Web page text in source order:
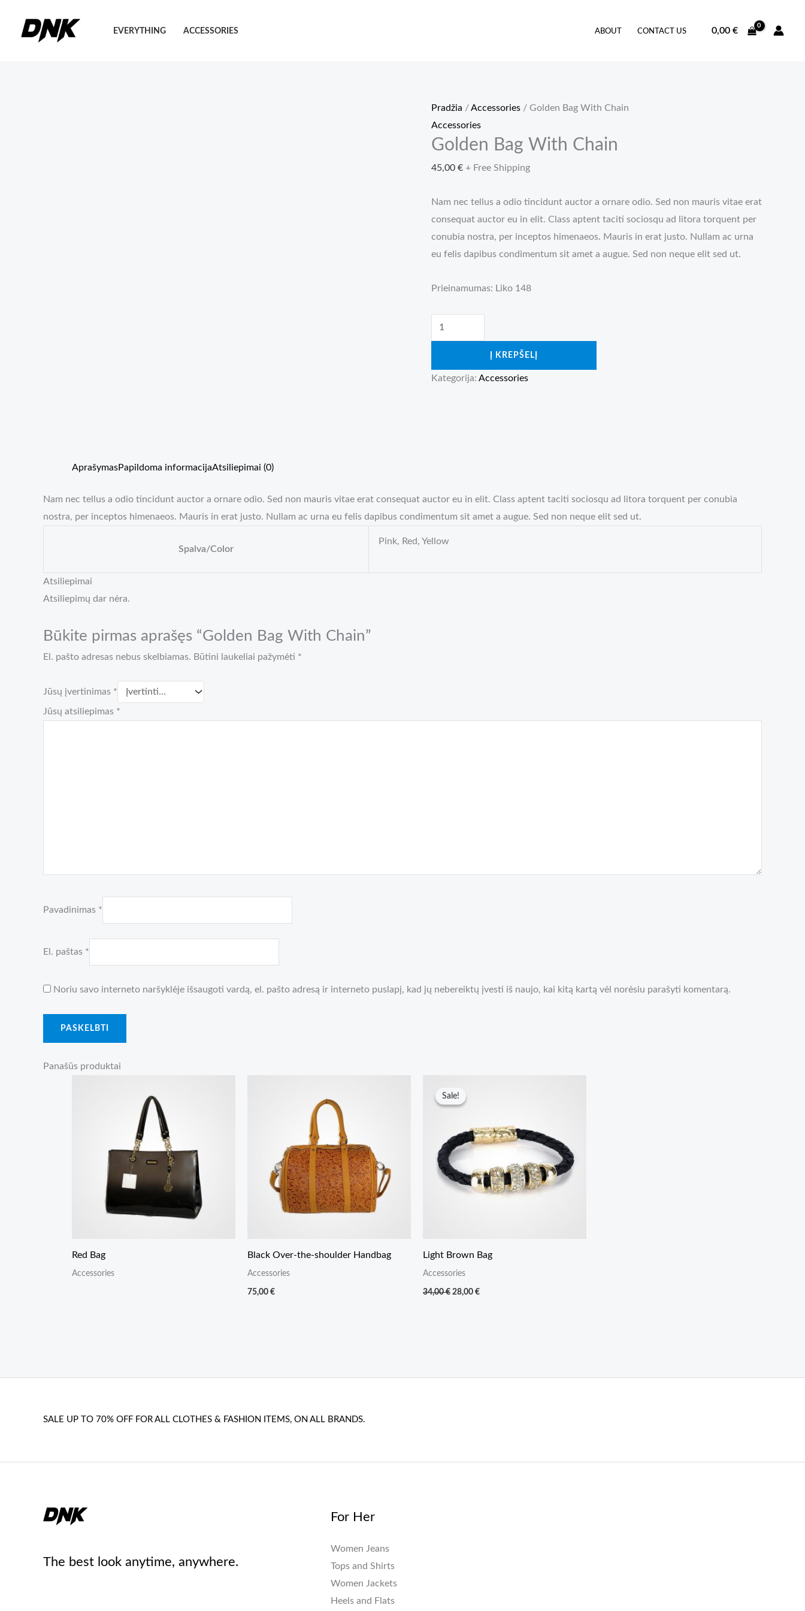
EVERYTHING ACCESSORIES ABOUT CONTACT US 0,00 €
Pradžia /Accessories / Golden Bag With Chain
Accessories
Golden Bag With Chain
45,00 € + Free Shipping
Nam nec tellus a odio tincidunt auctor a ornare odio. Sed non mauris vitae erat
consequat auctor eu in elit. Class aptent taciti sociosqu ad litora torquent per
conubia nostra, per inceptos himenaeos. Mauris in erat justo. Nullam ac urna
eu felis dapibus condimentum sit amet a augue. Sed non neque elit sed ut.
Prieinamumas: Liko 148
produkto
kiekis:
Bag
Į KREPŠELĮ
Kategorija: Accessories
AprašymasPapildoma informacijaAtsiliepimai (0)
Nam nec tellus a odio tincidunt auctor a ornare odio. Sed non mauris vitae erat consequat auctor eu in elit. Class aptent taciti sociosqu ad litora torquent per conubia
nostra, per inceptos himenaeos. Mauris in erat justo. Nullam ac urna eu felis dapibus condimentum sit amet a augue. Sed non neque elit sed ut.
Spalva/Color
Pink, Red, Yellow
Atsiliepimai
Atsiliepimų dar nėra.
Būkite pirmas aprašęs “Golden Bag With Chain”
El. pašto adresas nebus skelbiamas. Būtini laukeliai pažymėti *
Jūsų įvertinimas *
Jūsų atsiliepimas *
Pavadinimas *
El. paštas *
Noriu savo interneto naršyklėje išsaugoti vardą, el. pašto adresą ir interneto puslapį, kad jų nebereiktų įvesti iš naujo, kai kitą kartą vėl norėsiu parašyti komentarą.
Panašūs produktai
Red Bag
Accessories
Black Over-the-shoulder Handbag
Accessories
75,00 €
Sale!
Sale!
Light Brown Bag
Accessories
34,00€ Original
price
28,00 €Current
SALE UP TO 70% OFF FOR ALL CLOTHES & FASHION ITEMS, ON ALL BRANDS.
The best look anytime, anywhere.
For Her
Women Jeans
Tops and Shirts
Women Jackets
Heels and Flats